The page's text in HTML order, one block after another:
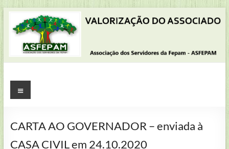
Pular
para
conteúdo
ASFEPAM
Servidores
da
Menu
CARTA AO GOVERNADOR – enviada à
CASA CIVIL em 24.10.2020